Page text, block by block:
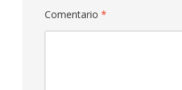
Comentario *